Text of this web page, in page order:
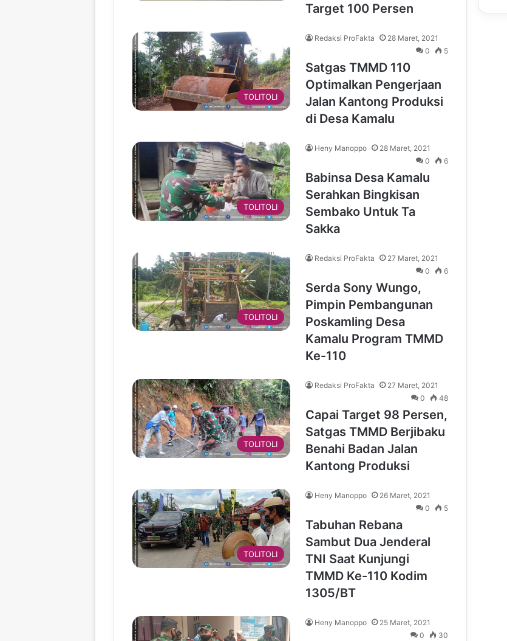
Target 100 Persen
TOLITOLI
Redaksi ProFakta
28 Maret, 2021
0
5
Satgas TMMD 110
Optimalkan Pengerjaan
Jalan Kantong Produksi
di Desa Kamalu
TOLITOLI
Heny Manoppo
28 Maret, 2021
0
6
Babinsa Desa Kamalu
Serahkan Bingkisan
Sembako Untuk Ta
Sakka
TOLITOLI
Redaksi ProFakta
27 Maret, 2021
0
6
Serda Sony Wungo,
Pimpin Pembangunan
Poskamling Desa
Kamalu Program TMMD
Ke-110
TOLITOLI
Redaksi ProFakta
27 Maret, 2021
0
48
Capai Target 98 Persen,
Satgas TMMD Berjibaku
Benahi Badan Jalan
Kantong Produksi
TOLITOLI
Heny Manoppo
26 Maret, 2021
0
5
Tabuhan Rebana
Sambut Dua Jenderal
TNI Saat Kunjungi
TMMD Ke-110 Kodim
1305/BT
Heny Manoppo
25 Maret, 2021
0
30